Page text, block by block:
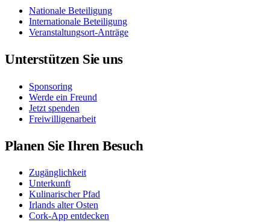
Nationale Beteiligung
Internationale Beteiligung
Veranstaltungsort-Anträge
Unterstützen Sie uns
Sponsoring
Werde ein Freund
Jetzt spenden
Freiwilligenarbeit
Planen Sie Ihren Besuch
Zugänglichkeit
Unterkunft
Kulinarischer Pfad
Irlands alter Osten
Cork-App entdecken